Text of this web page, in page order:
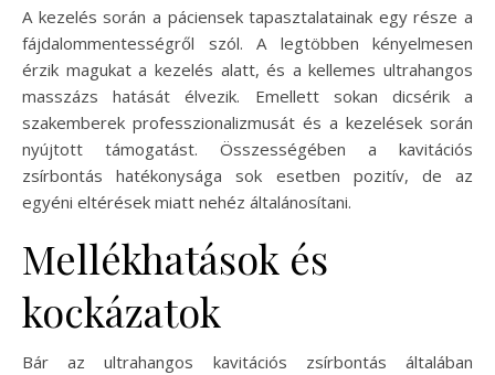
A kezelés során a páciensek tapasztalatainak egy része a
fájdalommentességről szól. A legtöbben kényelmesen
érzik magukat a kezelés alatt, és a kellemes ultrahangos
masszázs hatását élvezik. Emellett sokan dicsérik a
szakemberek professzionalizmusát és a kezelések során
nyújtott támogatást. Összességében a kavitációs
zsírbontás hatékonysága sok esetben pozitív, de az
egyéni eltérések miatt nehéz általánosítani.
Mellékhatások és
kockázatok
Bár az ultrahangos kavitációs zsírbontás általában